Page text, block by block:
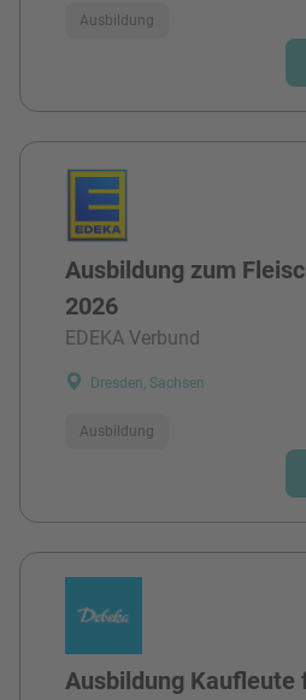
Ausbildung
Ausbildung zum
2026
EDEKA Verbund
Dresden, Sachsen
Ausbildung
Ausbildung Kaufleute